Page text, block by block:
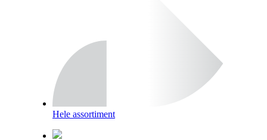
Hele assortiment